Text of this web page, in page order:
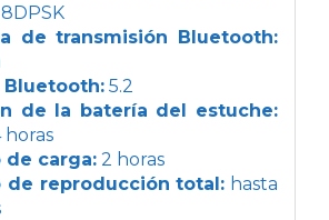
de transmisión Bluetooth:
Bluetooth: 5.2
de la batería del estuche:
horas
de carga: 2 horas
de reproducción total: hasta